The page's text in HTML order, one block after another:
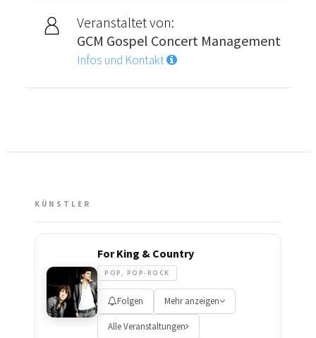
Veranstaltet von:
GCM Gospel Concert Management
Infos und Kontakt
KÜNSTLER
For King & Country
POP, POP-ROCK
Folgen Mehr anzeigen
Alle Veranstaltungen